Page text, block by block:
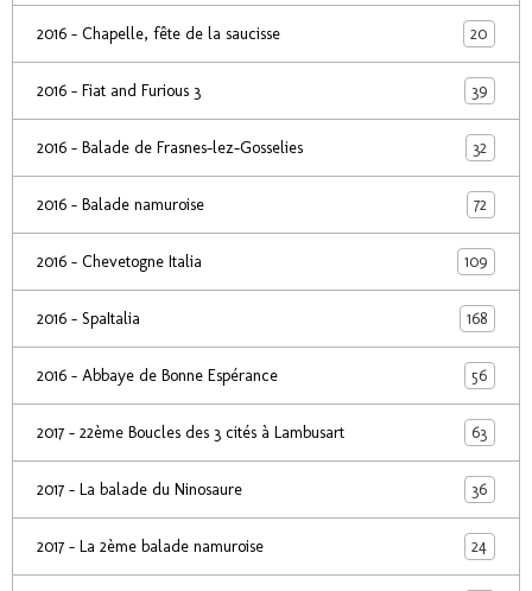
2016 - Chapelle, fête de la saucisse 20
2016 - Fiat and Furious 3 39
2016 - Balade de Frasnes-lez-Gosselies 32
2016 - Balade namuroise 72
2016 - Chevetogne Italia 109
2016 - SpaItalia 168
2016 - Abbaye de Bonne Espérance 56
2017 - 22ème Boucles des 3 cités à Lambusart 63
2017 - La balade du Ninosaure 36
2017 - La 2ème balade namuroise 24